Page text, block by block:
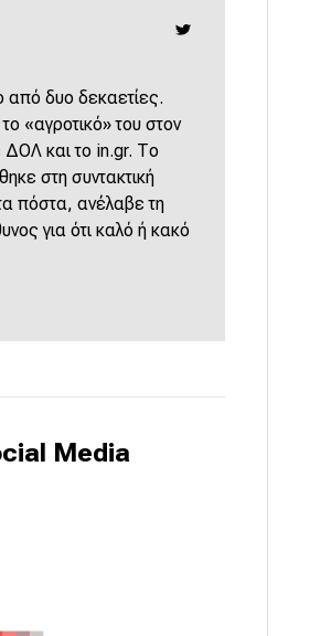
από δυο δεκαετίες.
«αγροτικό» του στον
ΔΟΛ και το in.gr. Το
στη συντακτική
πόστα, ανέλαβε τη
για ότι καλό ή κακό
Media